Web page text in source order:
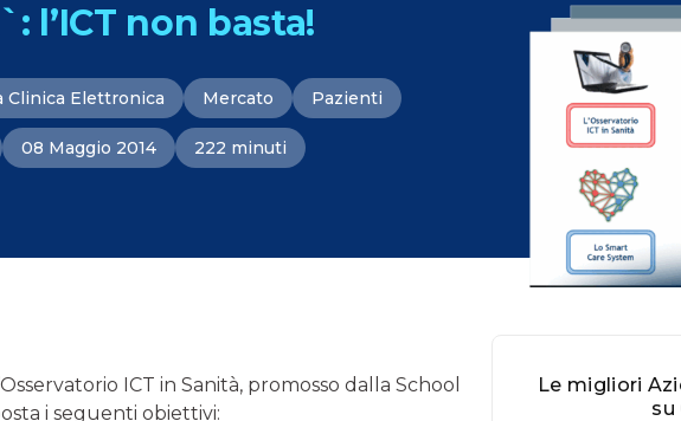
l’ICT non basta!
Clinica Elettronica Mercato Pazienti
08 Maggio 2014 222 minuti
ICT in Sanità, promosso dalla School
i seguenti obiettivi:
Le migliori
su